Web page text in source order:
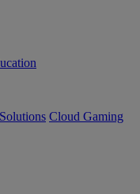
Cloud Gaming